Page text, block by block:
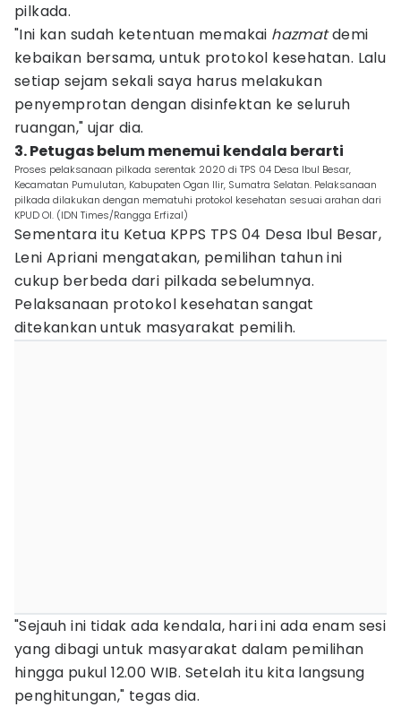
pilkada.
"Ini kan sudah ketentuan memakai hazmatdemi
kebaikan bersama, untuk protokol kesehatan. Lalu
setiap sejam sekali saya harus melakukan
penyemprotan dengan disinfektan ke seluruh
ruangan," ujar dia.
3. Petugas belum menemui kendala berarti
Proses pelaksanaan pilkada serentak 2020 di TPS 04 Desa Ibul Besar,
Kecamatan Pumulutan, Kabupaten Ogan Ilir, Sumatra Selatan. Pelaksanaan
pilkada dilakukan dengan mematuhi protokol kesehatan sesuai arahan dari
KPUD OI. (IDN Times/Rangga Erfizal)
Sementara itu Ketua KPPS TPS 04 Desa Ibul Besar,
Leni Apriani mengatakan, pemilihan tahun ini
cukup berbeda dari pilkada sebelumnya.
Pelaksanaan protokol kesehatan sangat
ditekankan untuk masyarakat pemilih.
"Sejauh ini tidak ada kendala, hari ini ada enam sesi
yang dibagi untuk masyarakat dalam pemilihan
hingga pukul 12.00 WIB. Setelah itu kita langsung
penghitungan," tegas dia.